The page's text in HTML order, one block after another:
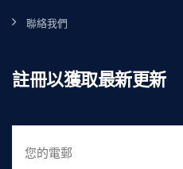
聯絡我們
註冊以獲取最新更新